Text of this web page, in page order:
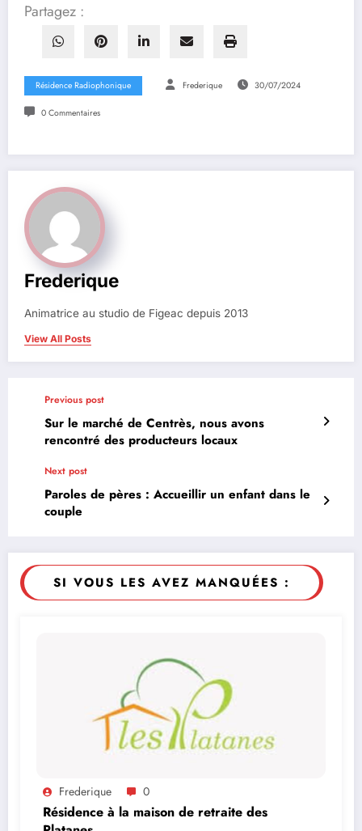
Partagez :
Résidence Radiophonique Frederique 30/07/2024
0 Commentaires
Frederique
Animatrice au studio de Figeac depuis 2013
View All Posts
Previous post
Sur le marché de Centrès, nous avons
rencontré des producteurs locaux
Next post
Paroles de pères : Accueillir un enfant dans le
couple
SI VOUS LES AVEZ MANQUÉES :
Frederique 0
Résidence à la maison de retraite des